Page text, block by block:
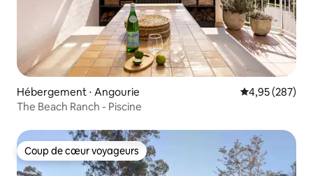
Hébergement ⋅ Angourie Évaluation
4,95 (287)
The Beach Ranch - Piscine
Coup de cœur voyageurs
Coup de cœur voyageurs